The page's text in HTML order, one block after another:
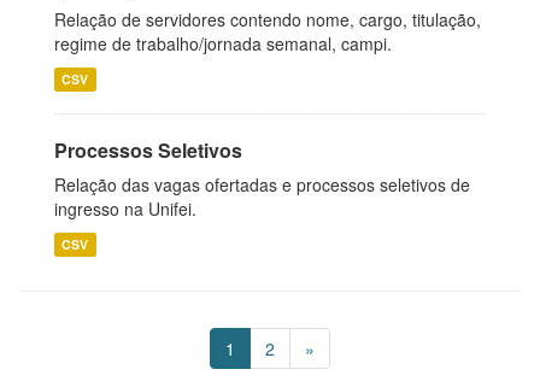
Relação de servidores contendo nome, cargo, titulação,
regime de trabalho/jornada semanal, campi.
CSV
Processos Seletivos
Relação das vagas ofertadas e processos seletivos de
ingresso na Unifei.
CSV
1 2 »